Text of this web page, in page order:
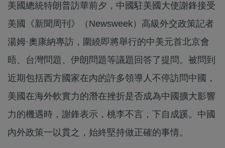
美國總統特朗普訪華前夕，中國駐美國大使謝鋒接受
美國《新聞周刊》（Newsweek）高級外交政策記者
湯姆·奧康納專訪，圍繞即將舉行的中美元首北京會
晤、台灣問題、伊朗問題等議題回答了提問。被問到
近期包括西方國家在內的許多領導人不停訪問中國，
美國在海外軟實力的潛在挫折是否成為中國擴大影響
力的機遇時，謝鋒表示，桃李不言，下自成蹊。中國
內外政策一以貫之，始終堅持做正確的事情。